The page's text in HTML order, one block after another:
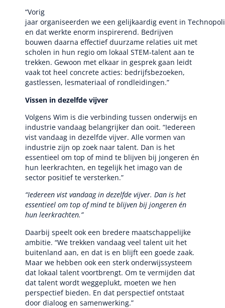
“Vorig
jaar organiseerden we een gelijkaardig event in
en dat werkte enorm inspirerend. Bedrijven
bouwen daarna effectief duurzame relaties uit met
scholen in hun regio om lokaal STEM-talent aan te
trekken. Gewoon met elkaar in gesprek gaan leidt
vaak tot heel concrete acties: bedrijfsbezoeken,
gastlessen, lesmateriaal of rondleidingen.”
Vissen in dezelfde vijver
Volgens Wim is die verbinding tussen onderwijs en
industrie vandaag belangrijker dan ooit. “Iedereen
vist vandaag in dezelfde vijver. Alle vormen van
industrie zijn op zoek naar talent. Dan is het
essentieel om top of mind te blijven bij jongeren én
hun leerkrachten, en tegelijk het imago van de
sector positief te versterken.”
“Iedereen vist vandaag in dezelfde vijver. Dan is het
essentieel om top of mind te blijven bij jongeren én
hun leerkrachten.”
Daarbij speelt ook een bredere maatschappelijke
ambitie. “We trekken vandaag veel talent uit het
buitenland aan, en dat is en blijft een goede zaak.
Maar we hebben ook een sterk onderwijssysteem
dat lokaal talent voortbrengt. Om te vermijden dat
dat talent wordt weggeplukt, moeten we hen
perspectief bieden. En dat perspectief ontstaat
door dialoog en samenwerking.”